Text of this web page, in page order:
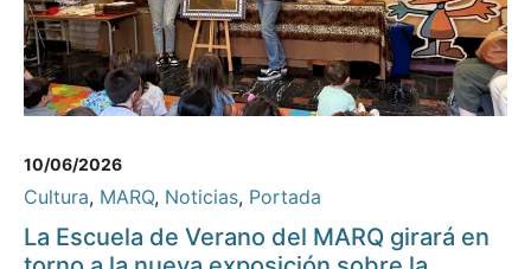
10/06/2026
Cultura, MARQ, Noticias, Portada
La Escuela de Verano del MARQ girará en